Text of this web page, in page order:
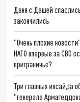
Даня с Дашей
закончились
"Очень плохие
НАТО впервые за СВО
приграничье?
Три главных инсайда
"генерала